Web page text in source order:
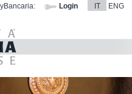
IT ENG
Login